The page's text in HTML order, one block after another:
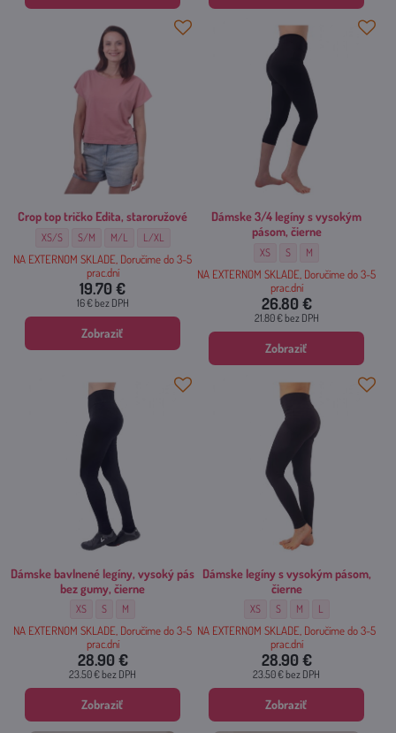
Crop top tričko Edita, staroružové
Crop top tričko Edita, staroružové - Veľkosť:
XS/S Crop top tričko Edita, staroružové - Veľkosť:
S/M Crop top tričko Edita, staroružové - Veľkosť:
M/L Crop top tričko Edita, staroružové - Veľkosť:
L/XL
NA EXTERNOM SKLADE, Doručíme do 3-5
prac.dní
19.70 €
16 €bez DPH
Zobraziť
Dámske 3/4 legíny s vysokým
pásom, čierne
Dámske 3/4 legíny s vysokým
XS Dámske 3/4 legíny s
S Dámske 3/4 legíny s
M
NA EXTERNOM SKLADE, Doručíme do 3-5
prac.dní
26.80 €
21.80 €bez DPH
Zobraziť
Dámske bavlnené legíny, vysoký pás
bez gumy, čierne
Dámske bavlnené legíny, vysoký pás bez gumy, čierne - Veľkosť:
XS Dámske bavlnené legíny, vysoký pás bez gumy, čierne - Veľkosť:
S Dámske bavlnené legíny, vysoký pás bez gumy, čierne - Veľkosť:
M
NA EXTERNOM SKLADE, Doručíme do 3-5
prac.dní
28.90 €
23.50 €bez DPH
Zobraziť
Dámske legíny s vysokým pásom,
čierne
Dámske legíny s vysokým pásom,
XS Dámske legíny s vysokým
S Dámske legíny s
M Dámske legíny s
L
NA EXTERNOM SKLADE, Doručíme do 3-5
prac.dní
28.90 €
23.50 €bez DPH
Zobraziť